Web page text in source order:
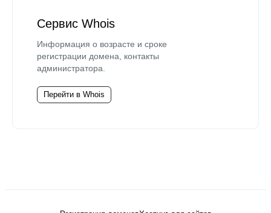
Сервис Whois
Информация о возрасте и сроке
регистрации домена, контакты
администратора.
Перейти в Whois